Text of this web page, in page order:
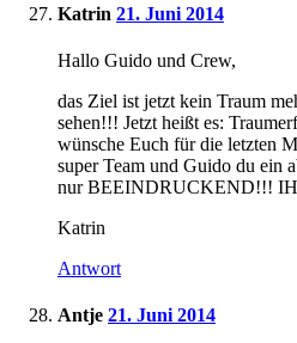
Katrin 21. Juni 2014
Hallo Guido und Crew,
das Ziel ist jetzt kein Traum
sehen!!! Jetzt heißt es:
wünsche Euch für die letzten
super Team und Guido du ein
nur BEEINDRUCKEND!!!
Katrin
Antwort
Antje 21. Juni 2014